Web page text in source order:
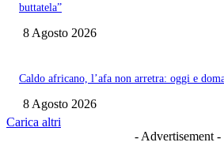
buttatela”
8 Agosto 2026
Caldo africano, l’afa non arretra: oggi e
8 Agosto 2026
Carica altri
- Advertisement -